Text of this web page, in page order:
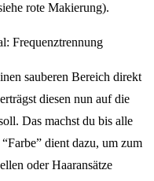
rote Makierung).
sauberen Bereich direkt
diesen nun auf die
Das machst du bis alle
dient dazu, um zum
oder Haaransätze